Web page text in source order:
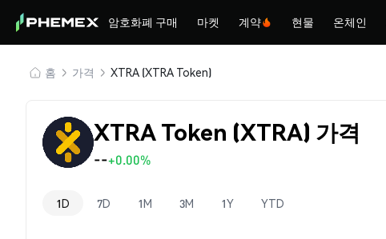
암호화폐 구매 마켓 계약 현물 온체인
홈 가격 XTRA (XTRA Token)
XTRA Token (XTRA) 가격
--+0.00%
1D 7D 1M 3M 1Y YTD